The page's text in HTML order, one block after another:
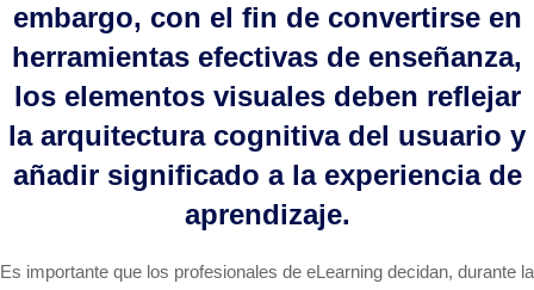
embargo, con el fin de convertirse en
herramientas efectivas de enseñanza,
los elementos visuales deben reflejar
la arquitectura cognitiva del usuario y
añadir significado a la experiencia de
aprendizaje.
Es importante que los profesionales de eLearning decidan, durante la